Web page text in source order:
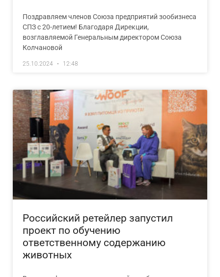
Поздравляем членов Союза предприятий зообизнеса
СПЗ с 20-летием! Благодаря Дирекции,
возглавляемой Генеральным директором Союза
Колчановой
25.10.2024 12:48
Российский ретейлер запустил
проект по обучению
ответственному содержанию
животных